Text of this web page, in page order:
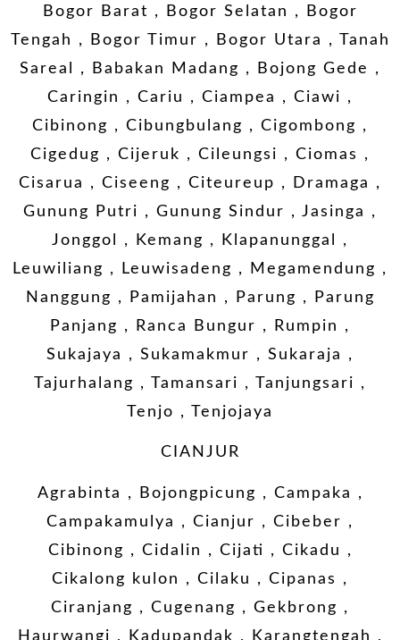
Bogor Barat , Bogor Selatan , Bogor
Tengah , Bogor Timur , Bogor Utara , Tanah
Sareal , Babakan Madang , Bojong Gede ,
Caringin , Cariu , Ciampea , Ciawi ,
Cibinong , Cibungbulang , Cigombong ,
Cigedug , Cijeruk , Cileungsi , Ciomas ,
Cisarua , Ciseeng , Citeureup , Dramaga ,
Gunung Putri , Gunung Sindur , Jasinga ,
Jonggol , Kemang , Klapanunggal ,
Leuwiliang , Leuwisadeng , Megamendung ,
Nanggung , Pamijahan , Parung , Parung
Panjang , Ranca Bungur , Rumpin ,
Sukajaya , Sukamakmur , Sukaraja ,
Tajurhalang , Tamansari , Tanjungsari ,
Tenjo , Tenjojaya
CIANJUR
Agrabinta , Bojongpicung , Campaka ,
Campakamulya , Cianjur , Cibeber ,
Cibinong , Cidalin , Cijati , Cikadu ,
Cikalong kulon , Cilaku , Cipanas ,
Ciranjang , Cugenang , Gekbrong ,
Haurwangi , Kadupandak , Karangtengah ,